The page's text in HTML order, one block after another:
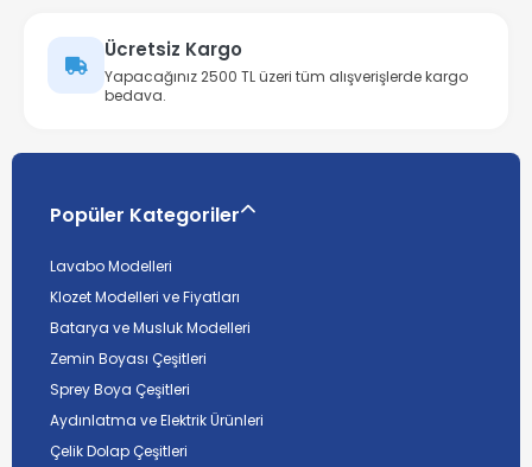
Ücretsiz Kargo
Yapacağınız 2500 TL üzeri tüm alışverişlerde kargo
bedava.
Popüler Kategoriler
Lavabo Modelleri
Klozet Modelleri ve Fiyatları
Batarya ve Musluk Modelleri
Zemin Boyası Çeşitleri
Sprey Boya Çeşitleri
Aydınlatma ve Elektrik Ürünleri
Çelik Dolap Çeşitleri